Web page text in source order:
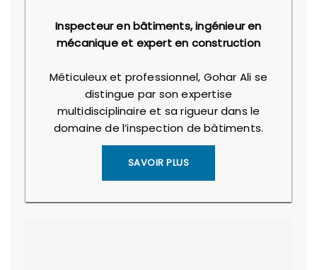
Inspecteur en bâtiments, ingénieur en
mécanique et expert en construction
Méticuleux et professionnel, Gohar Ali se
distingue par son expertise
multidisciplinaire et sa rigueur dans le
domaine de l’inspection de bâtiments.
SAVOIR PLUS